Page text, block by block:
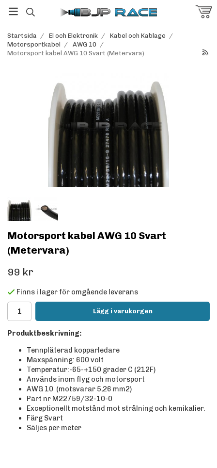
Startsida / El och Elektronik / Kabel och Kablage /
Motorsportkabel
/ AWG 10 /
Motorsport kabel AWG 10 Svart (Metervara)
Motorsport kabel AWG 10 Svart
(Metervara)
99 kr
Finns i lager för omgående leverans
Lägg i varukorgen
Produktbeskrivning:
Tennpläterad kopparledare
Maxspänning: 600 volt
Temperatur:-65-+150 grader C (212F)
Används inom flyg och motorsport
AWG 10 (motsvarar 5,26 mm2)
Part nr M22759/32-10-0
Exceptionellt motstånd mot strålning och kemikalier.
Färg Svart
Säljes per meter